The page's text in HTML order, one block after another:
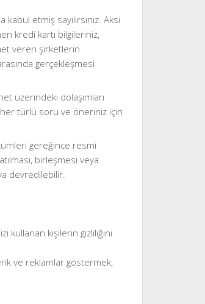
etmiş sayılırsınız. Aksi
kredi kartı bilgileriniz,
veren şirketlerin
gerçekleşmesi
üzerindeki dolaşımları
her türlü soru ve öneriniz için
gereğince resmi
birleşmesi veya
devredilebilir.
kullanan kişilerin gizliliğini
ve reklamlar göstermek,